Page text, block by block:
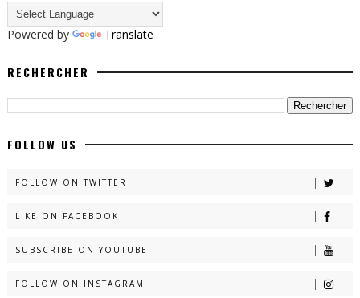
Powered by Translate
RECHERCHER
FOLLOW US
FOLLOW ON TWITTER
LIKE ON FACEBOOK
SUBSCRIBE ON YOUTUBE
FOLLOW ON INSTAGRAM